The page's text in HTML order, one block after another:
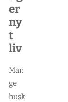
er
ny
t
liv
Man
ge
husk